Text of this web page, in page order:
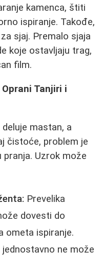
kamenca, štiti
ispiranje. Takođe,
sjaj. Premalo sjaja
koje ostavljaju trag,
film.
Tanjiri i
mastan, a
čistoće, problem je
Uzrok može
Prevelika
dovesti do
ometa ispiranje.
ne može